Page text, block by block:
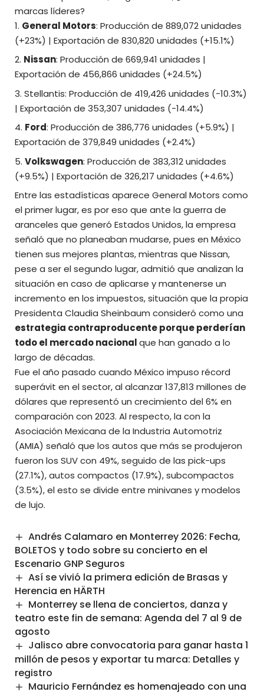
marcas líderes?
General Motors: Producción de 889,072 unidades
(+23%) | Exportación de 830,820 unidades (+15.1%)
Nissan: Producción de 669,941 unidades |
Exportación de 456,866 unidades (+24.5%)
Stellantis: Producción de 419,426 unidades (-10.3%)
| Exportación de 353,307 unidades (-14.4%)
Ford: Producción de 386,776 unidades (+5.9%) |
Exportación de 379,849 unidades (+2.4%)
Volkswagen: Producción de 383,312 unidades
(+9.5%) | Exportación de 326,217 unidades (+4.6%)
Entre las estadísticas aparece General Motors como
el primer lugar, es por eso que ante la guerra de
aranceles que generó Estados Unidos, la empresa
señaló que no planeaban mudarse, pues en México
tienen sus mejores plantas, mientras que Nissan,
pese a ser el segundo lugar, admitió que analizan la
situación en caso de aplicarse y mantenerse un
incremento en los impuestos, situación que la propia
Presidenta Claudia Sheinbaum consideró como una
estrategia contraproducente porque perderían
todo el mercado nacionalque han ganado a lo
largo de décadas.
Fue el año pasado cuando México impuso récord
superávit en el sector, al alcanzar 137,813 millones de
dólares que representó un crecimiento del 6% en
comparación con 2023. Al respecto, la con la
Asociación Mexicana de la Industria Automotriz
(AMIA) señaló que los autos que más se produjeron
fueron los SUV con 49%, seguido de las pick-ups
(27.1%), autos compactos (17.9%), subcompactos
(3.5%), el esto se divide entre minivanes y modelos
de lujo.
Andrés Calamaro en Monterrey 2026: Fecha,
BOLETOS y todo sobre su concierto en el
Escenario GNP Seguros
Así se vivió la primera edición de Brasas y
Herencia en HÄRTH
Monterrey se llena de conciertos, danza y
teatro este fin de semana: Agenda del 7 al 9 de
agosto
Jalisco abre convocatoria para ganar hasta 1
millón de pesos y exportar tu marca: Detalles y
registro
Mauricio Fernández es homenajeado con una